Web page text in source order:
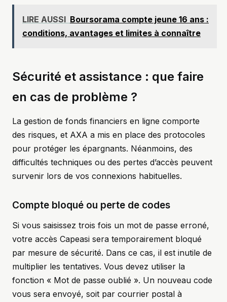
LIRE AUSSI Boursorama compte jeune 16 ans :
conditions, avantages et limites à connaître
Sécurité et assistance : que faire
en cas de problème ?
La gestion de fonds financiers en ligne comporte
des risques, et AXA a mis en place des protocoles
pour protéger les épargnants. Néanmoins, des
difficultés techniques ou des pertes d’accès peuvent
survenir lors de vos connexions habituelles.
Compte bloqué ou perte de codes
Si vous saisissez trois fois un mot de passe erroné,
votre accès Capeasi sera temporairement bloqué
par mesure de sécurité. Dans ce cas, il est inutile de
multiplier les tentatives. Vous devez utiliser la
fonction « Mot de passe oublié ». Un nouveau code
vous sera envoyé, soit par courrier postal à